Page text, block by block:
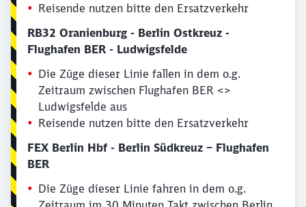
Reisende nutzen bitte den Ersatzverkehr
RB32 Oranienburg - Berlin Ostkreuz -
Flughafen BER - Ludwigsfelde
Die Züge dieser Linie fallen in dem o.g.
Zeitraum zwischen Flughafen BER <>
Ludwigsfelde aus
Reisende nutzen bitte den Ersatzverkehr
FEX Berlin Hbf - Berlin Südkreuz – Flughafen
BER
Die Züge dieser Linie fahren in dem o.g.